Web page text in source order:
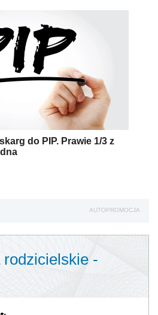
do PIP. Prawie 1/3 z
AUTOPROMOCJA
-